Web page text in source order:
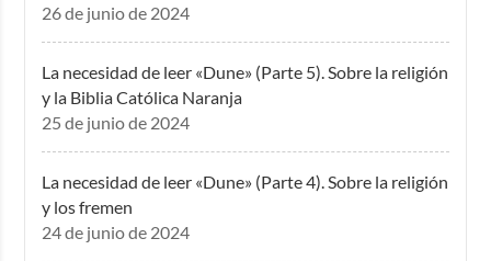
26 de junio de 2024
La necesidad de leer «Dune» (Parte 5). Sobre la religión
y la Biblia Católica Naranja
25 de junio de 2024
La necesidad de leer «Dune» (Parte 4). Sobre la religión
y los fremen
24 de junio de 2024